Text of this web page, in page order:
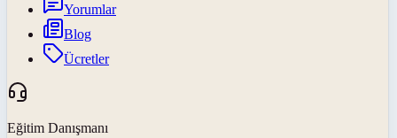
Yorumlar
Blog
Ücretler
Eğitim Danışmanı